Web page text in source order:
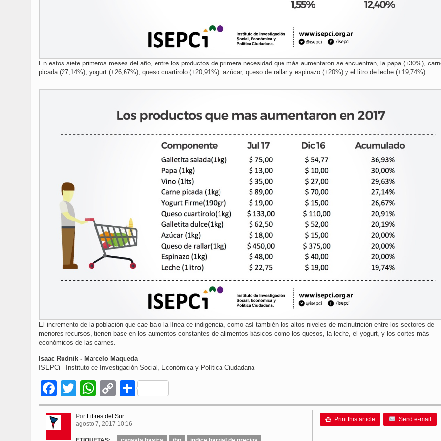
En estos siete primeros meses del año, entre los productos de primera necesidad que más aumentaron se encuentran, la papa (+30%),
picada (27,14%), yogurt (+26,67%), queso cuartirolo (+20,91%), azúcar, queso de rallar y espinazo (+20%) y el litro de leche (+19,74%).
El incremento de la población que cae bajo la línea de indigencia, como así también los altos niveles de malnutrición entre los sectores de
menores recursos, tienen base en los aumentos constantes de alimentos básicos como los quesos, la leche, el yogurt, y los cortes más
económicos de las carnes.
​Isaac Rudnik - Marcelo Maqueda​
ISEPCi - Instituto de Investigación Social, Económica y Política Ciudadana
Facebook
TwitterWhatsApp
Copy
Link
Compartir
 Print this article Send e-mail
Por Libres del Sur
agosto 7, 2017 10:16